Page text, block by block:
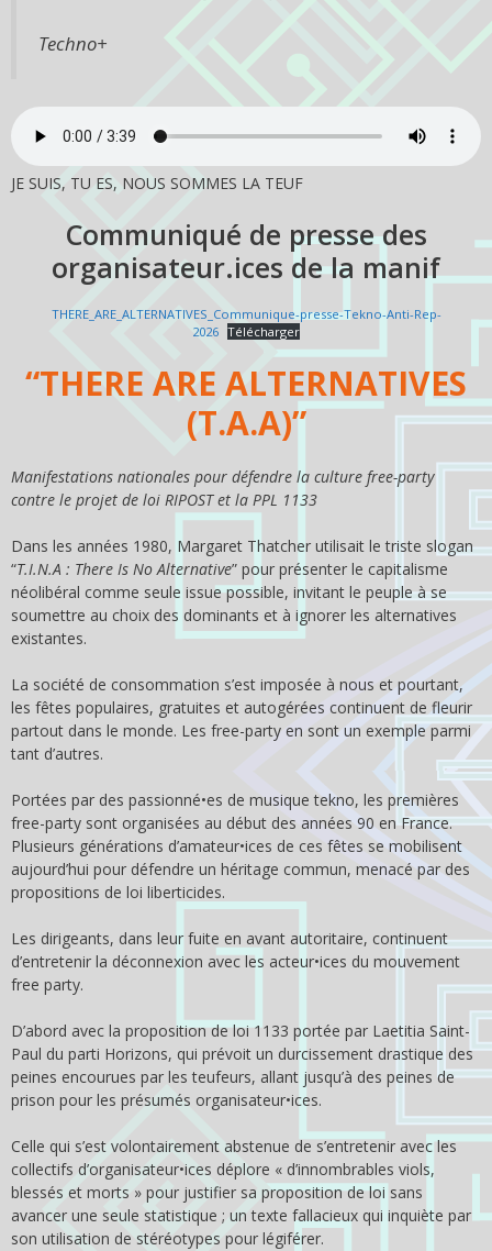
Techno+
JE SUIS, TU ES, NOUS SOMMES LA TEUF
Communiqué de presse des
organisateur.ices de la manif
THERE_ARE_ALTERNATIVES_Communique-presse-Tekno-Anti-Rep-
2026 Télécharger
“THERE ARE ALTERNATIVES
(T.A.A)”
Manifestations nationales pour défendre la culture free-party
contre le projet de loi RIPOST et la PPL 1133
Dans les années 1980, Margaret Thatcher utilisait le triste slogan
“T.I.N.A : There Is No Alternative” pour présenter le capitalisme
néolibéral comme seule issue possible, invitant le peuple à se
soumettre au choix des dominants et à ignorer les alternatives
existantes.
La société de consommation s’est imposée à nous et pourtant,
les fêtes populaires, gratuites et autogérées continuent de fleurir
partout dans le monde. Les free-party en sont un exemple parmi
tant d’autres.
Portées par des passionné•es de musique tekno, les premières
free-party sont organisées au début des années 90 en France.
Plusieurs générations d’amateur•ices de ces fêtes se mobilisent
aujourd’hui pour défendre un héritage commun, menacé par des
propositions de loi liberticides.
Les dirigeants, dans leur fuite en avant autoritaire, continuent
d’entretenir la déconnexion avec les acteur•ices du mouvement
free party.
D’abord avec la proposition de loi 1133 portée par Laetitia Saint-
Paul du parti Horizons, qui prévoit un durcissement drastique des
peines encourues par les teufeurs, allant jusqu’à des peines de
prison pour les présumés organisateur•ices.
Celle qui s’est volontairement abstenue de s’entretenir avec les
collectifs d’organisateur•ices déplore « d’innombrables viols,
blessés et morts » pour justifier sa proposition de loi sans
avancer une seule statistique ; un texte fallacieux qui inquiète par
son utilisation de stéréotypes pour légiférer.